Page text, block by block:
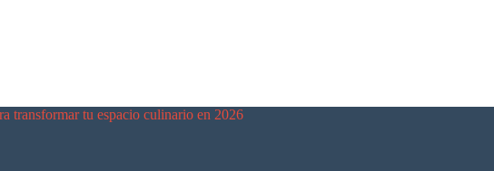
transformar tu espacio culinario en 2026